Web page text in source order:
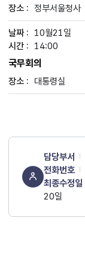
정부서울청사
10월21일
14:00
국무회의
대통령실
담당부서
전화번호
최종수정일
20일